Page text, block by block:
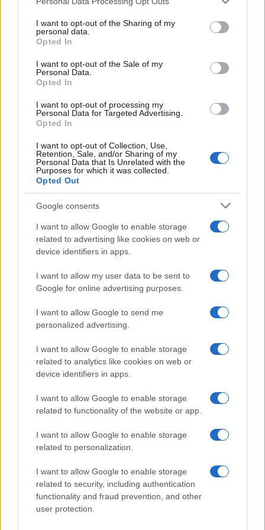
I want to opt-out of the Sharing of my
personal data.
Opted In
I want to opt-out of the Sale of my
Personal Data.
Opted In
I want to opt-out of processing my
Personal Data for Targeted Advertising.
Opted In
I want to opt-out of Collection, Use,
Retention, Sale, and/or Sharing of my
Personal Data that Is Unrelated with the
Purposes for which it was collected.
Opted Out
Google consents
I want to allow Google to enable storage
related to advertising like cookies on web or
device identifiers in apps.
I want to allow my user data to be sent to
Google for online advertising purposes.
I want to allow Google to send me
personalized advertising.
I want to allow Google to enable storage
related to analytics like cookies on web or
device identifiers in apps.
I want to allow Google to enable storage
related to functionality of the website or app.
I want to allow Google to enable storage
related to personalization.
I want to allow Google to enable storage
related to security, including authentication
functionality and fraud prevention, and other
user protection.
con fortissime spinte che provengono da
ovunque, anche dalle parti sociali, dal mondo del
lavoro, dall’Ue”.
In una nota il Pd fa sapere che il partito è “al
lavoro perché mercoledì alle Camere si ricrei la
maggioranza e il governo Draghi possa ripartire”.
Anche il ministroLuigi Di Maio si associa:
“Lavoriamo affinché mercoledì in aula emerga una
solida maggioranza a sostegno di
È il momento della maturità e del senso di
Insomma, appare evidente che si sta parlando di
maggioranza e di questo
governo, non di
altro, della “conferma” della fiducia al governo
evocato solo daMatteo Renzi.
E in questi cinque giorni, il vasto partito della
stabilità, guidato dal Pd, produrrà il massimo
enormi e si sono già manifestate ieri: Bruxelles,
Confindustria, Vaticano, spread.
Una pantomima
Davanti alla volontà manifestata dal premier di
andarsene, e quindi alla prospettiva di
determinare la fine anticipata della legislatura,